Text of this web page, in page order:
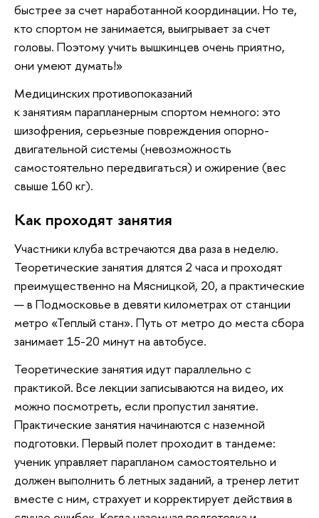
быстрее за счет наработанной координации. Но те,
кто спортом не занимается, выигрывает за счет
головы. Поэтому учить вышкинцев очень приятно,
они умеют думать!»
Медицинских противопоказаний
к занятиям парапланерным спортом немного: это
шизофрения, серьезные повреждения опорно-
двигательной системы (невозможность
самостоятельно передвигаться) и ожирение (вес
свыше 160 кг).
Как проходят занятия
Участники клуба встречаются два раза в неделю.
Теоретические занятия длятся 2 часа и проходят
преимущественно на Мясницкой, 20, а практические
— в Подмосковье в девяти километрах от станции
метро «Теплый стан». Путь от метро до места сбора
занимает 15-20 минут на автобусе.
Теоретические занятия идут параллельно с
практикой. Все лекции записываются на видео, их
можно посмотреть, если пропустил занятие.
Практические занятия начинаются с наземной
подготовки. Первый полет проходит в тандеме:
ученик управляет парапланом самостоятельно и
должен выполнить 6 летных заданий, а тренер летит
вместе с ним, страхует и корректирует действия в